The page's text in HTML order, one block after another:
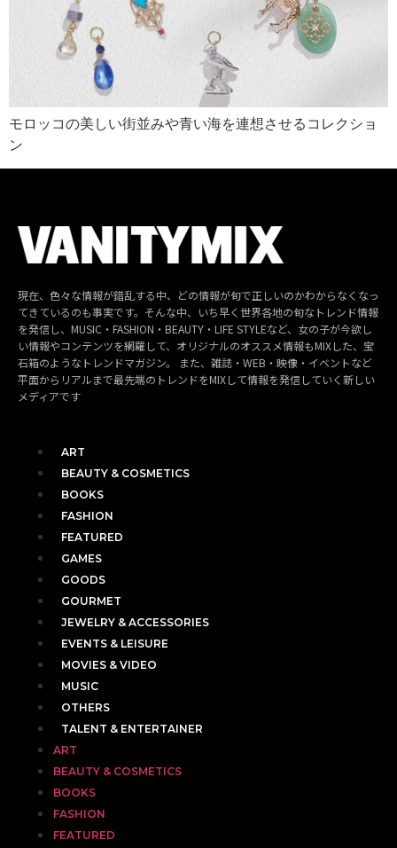
モロッコの美しい街並みや青い海を連想させるコレクショ
ン
現在、色々な情報が錯乱する中、どの情報が旬で正しいのかわからなくなっ
てきているのも事実です。そんな中、いち早く世界各地の旬なトレンド情報
を発信し、MUSIC・FASHION・BEAUTY・LIFE STYLEなど、女の子が今欲し
い情報やコンテンツを網羅して、オリジナルのオススメ情報もMIXした、宝
石箱のようなトレンドマガジン。 また、雑誌・WEB・映像・イベントなど
平面からリアルまで最先端のトレンドをMIXして情報を発信していく新しい
メディアです
ART
BEAUTY & COSMETICS
BOOKS
FASHION
FEATURED
GAMES
GOODS
GOURMET
JEWELRY & ACCESSORIES
EVENTS & LEISURE
MOVIES & VIDEO
MUSIC
OTHERS
TALENT & ENTERTAINER
ART
BEAUTY & COSMETICS
BOOKS
FASHION
FEATURED